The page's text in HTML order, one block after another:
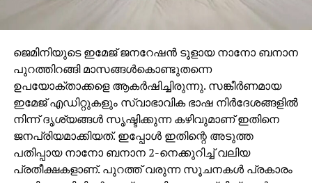
ജെമിനിയുടെ ഇമേജ് ജനറേഷന്‍ ടൂളായ നാനോ ബനാന
പുറത്തിറങ്ങി മാസങ്ങള്‍കൊണ്ടുതന്നെ
ഉപയോക്താക്കളെ ആകര്‍ഷിച്ചിരുന്നു. സങ്കീര്‍ണമായ
ഇമേജ് എഡിറ്റുകളും സ്വാഭാവിക ഭാഷ നിര്‍ദേശങ്ങളില്‍
നിന്ന് ദൃശ്യങ്ങള്‍ സൃഷ്ടിക്കുന്ന കഴിവുമാണ് ഇതിനെ
ജനപ്രിയമാക്കിയത്. ഇപ്പോള്‍ ഇതിന്റെ അടുത്ത
പതിപ്പായ നാനോ ബനാന 2-നെക്കുറിച്ച് വലിയ
പ്രതീക്ഷകളാണ്. പുറത്ത് വരുന്ന സൂചനകള്‍ പ്രകാരം